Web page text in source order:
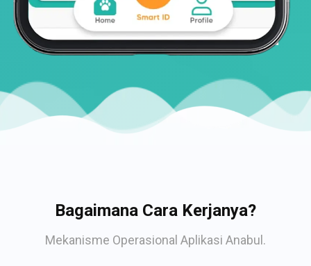
Bagaimana Cara Kerjanya?
Mekanisme Operasional Aplikasi Anabul.